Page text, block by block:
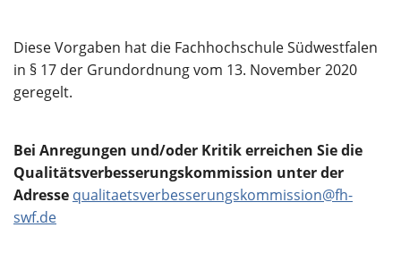
Diese Vorgaben hat die Fachhochschule Südwestfalen
in § 17 der Grundordnung vom 13. November 2020
geregelt.
Bei Anregungen und/oder Kritik erreichen Sie die
Qualitätsverbesserungskommission unter der
Adresse qualitaetsverbesserungskommission@fh-
swf.de